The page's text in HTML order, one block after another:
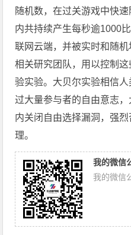
随机数，在过关游戏中快
内共持续产生每秒逾1000
联网云端，并被实时和随
相关研究团队，用以控制
验实验。大贝尔实验相信
过大量参与者的自由意志
内关闭自由选择漏洞，强
理。
我的微信
我的微信